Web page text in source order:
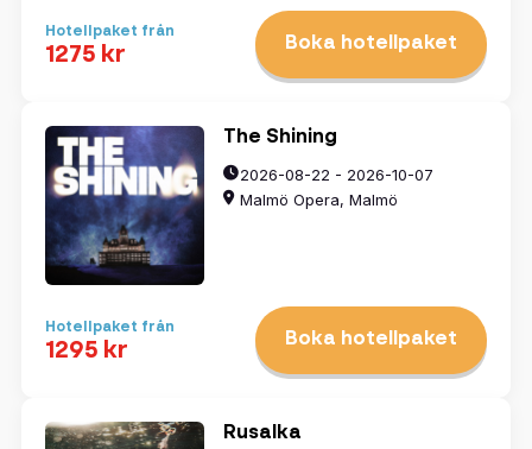
Hotellpaket från
1275 kr Boka hotellpaket
The Shining
2026-08-22 - 2026-10-07
Malmö Opera, Malmö
Hotellpaket från
1295 kr Boka hotellpaket
Rusalka